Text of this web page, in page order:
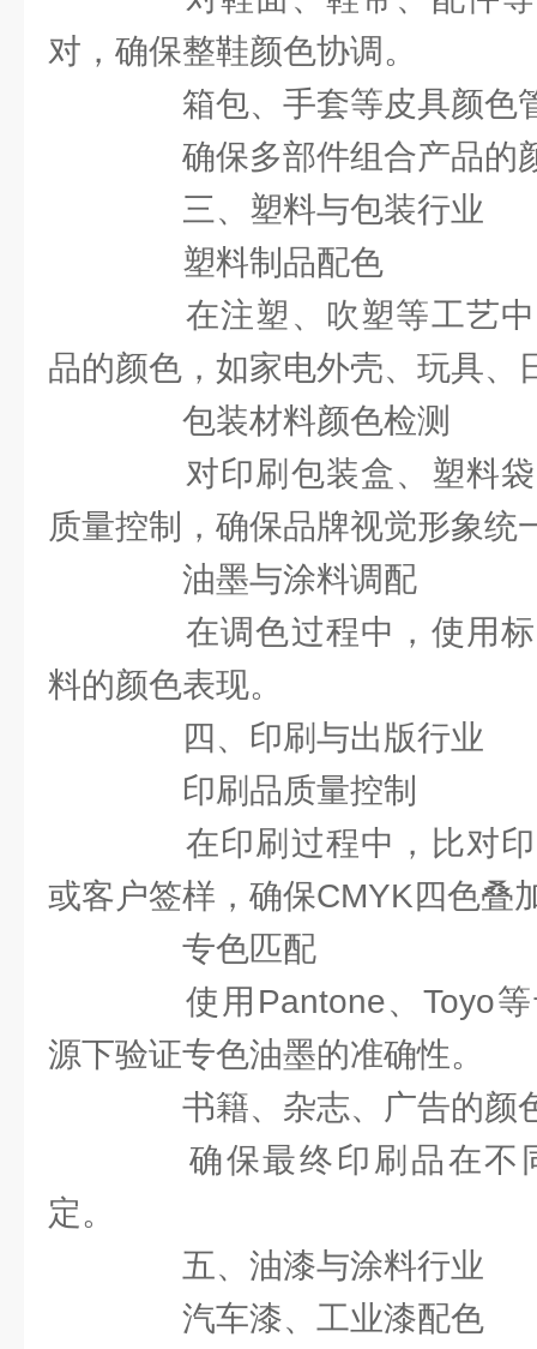
对，确保整鞋颜色协调。
箱包、手套等皮具颜色
确保多部件组合产品的
三、塑料与包装行业
塑料制品配色
在注塑、吹塑等工艺中
品的颜色，如家电外壳、玩具、
包装材料颜色检测
对印刷包装盒、塑料袋
质量控制，确保品牌视觉形象统
油墨与涂料调配
在调色过程中，使用标
料的颜色表现。
四、印刷与出版行业
印刷品质量控制
在印刷过程中，比对印
或客户签样，确保CMYK四色叠
专色匹配
使用Pantone、Toyo等
源下验证专色油墨的准确性。
书籍、杂志、广告的颜
确保最终印刷品在不
定。
五、油漆与涂料行业
汽车漆、工业漆配色